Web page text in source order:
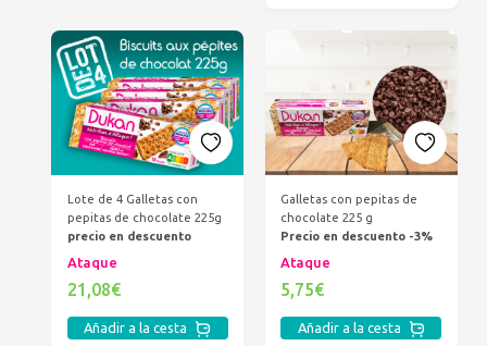
Lote de 4 Galletas con
pepitas de chocolate 225g
precio en descuento
Ataque
21,08€
Añadir a la cesta
Galletas con pepitas de
chocolate 225 g
Precio en descuento -3%
Ataque
5,75€
Añadir a la cesta